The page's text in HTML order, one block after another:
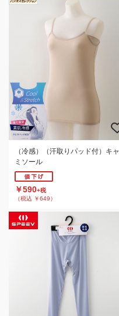
（冷感）（汗取りパッド付）キャ
ミソール
￥590+税
（税込 ￥649）